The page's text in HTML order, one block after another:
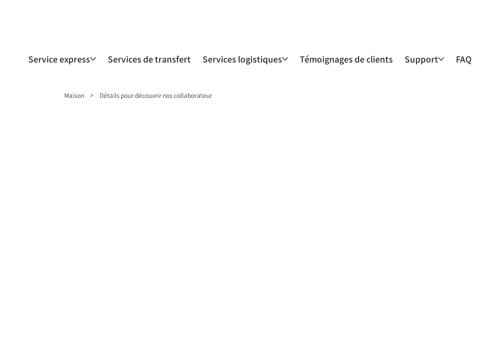
Service express Services de transfert Services logistiques Témoignages de clients Support FAQ
Maison > Détails pour découvrir nos collaborateur